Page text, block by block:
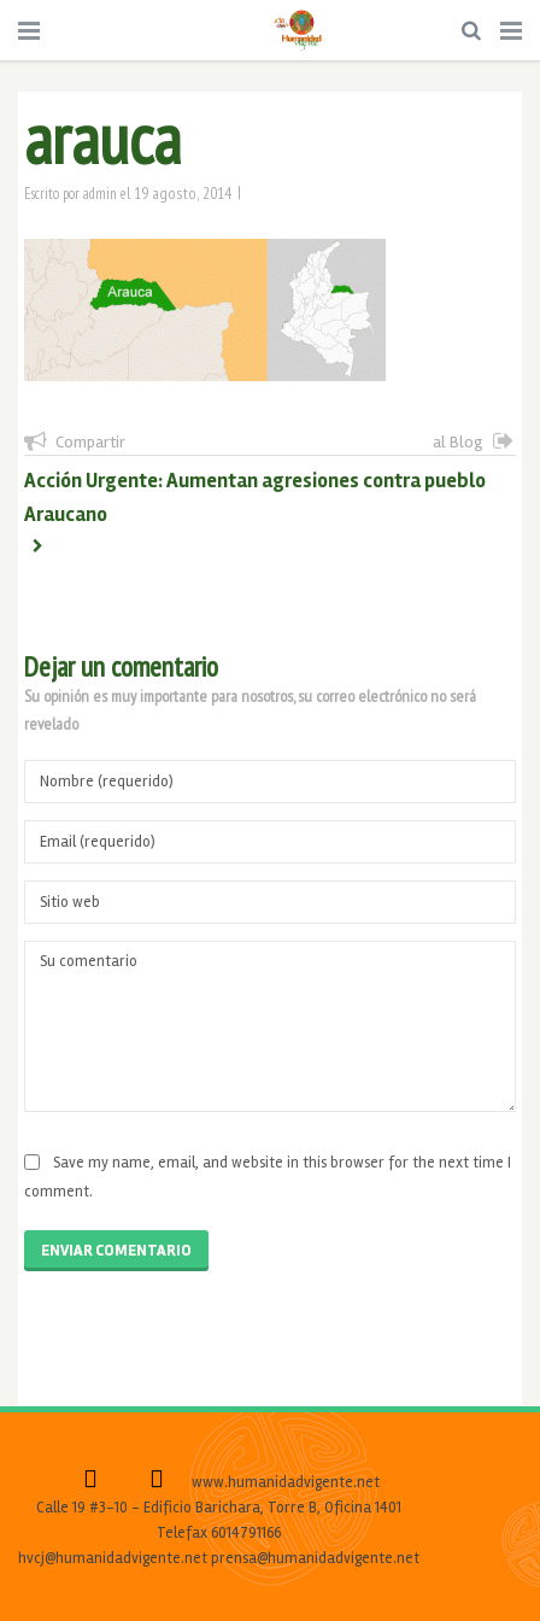
arauca
Escrito poradmin el 19 agosto, 2014 |
Compartir al Blog
Acción Urgente: Aumentan agresiones contra pueblo
Araucano
Dejar un comentario
Su opinión es muy importante para nosotros, su correo electrónico no será
revelado
Save my name, email, and website in this browser for the next time I
comment.
ENVIAR COMENTARIO
www.humanidadvigente.net
Calle 19 #3-10 - Edificio Barichara, Torre B, Oficina 1401
Telefax 6014791166
hvcj@humanidadvigente.net prensa@humanidadvigente.net